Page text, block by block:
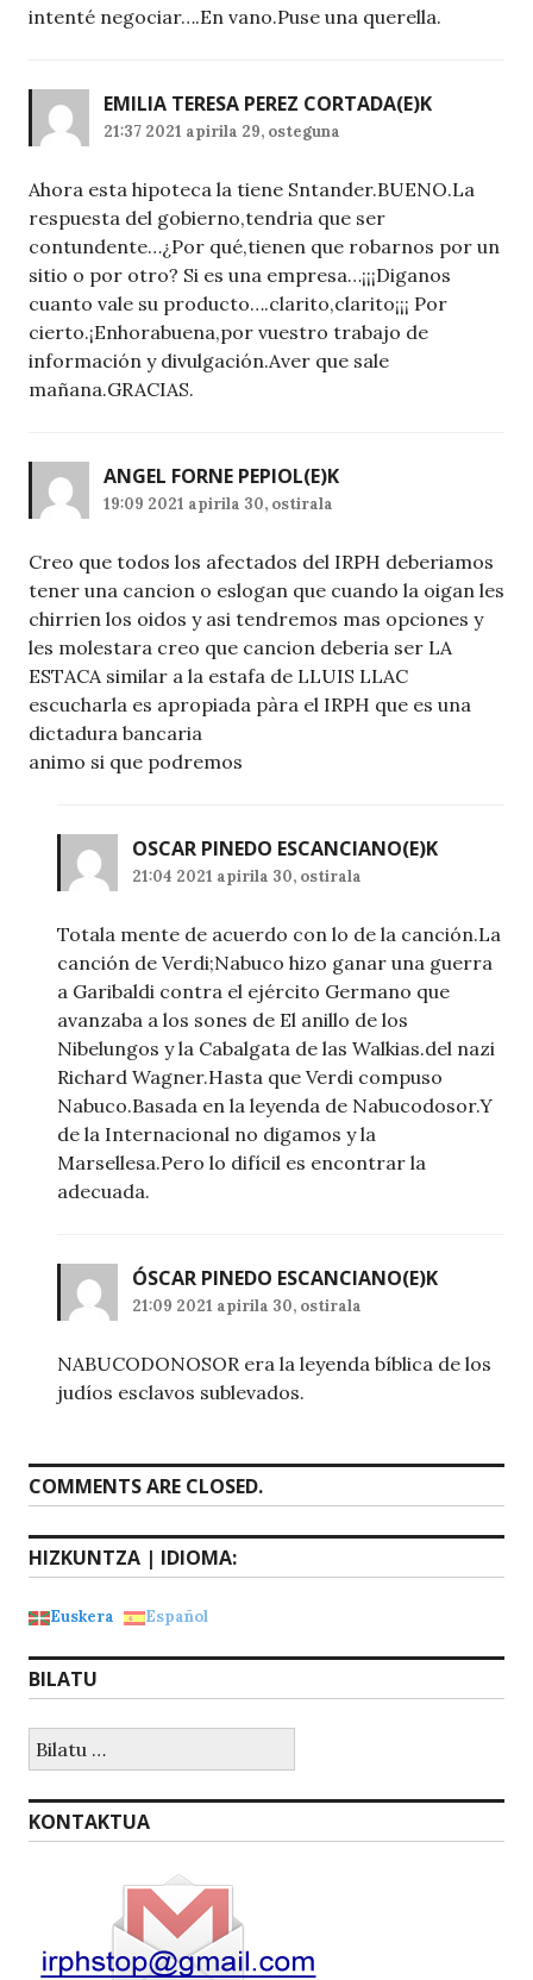
intenté negociar….En vano.Puse una querella.
EMILIA TERESA PEREZ CORTADA(E)K
21:37 2021 apirila 29, osteguna
Ahora esta hipoteca la tiene Sntander.BUENO.La
respuesta del gobierno,tendria que ser
contundente…¿Por qué,tienen que robarnos por un
sitio o por otro? Si es una empresa…¡¡¡Diganos
cuanto vale su producto….clarito,clarito¡¡¡ Por
cierto.¡Enhorabuena,por vuestro trabajo de
información y divulgación.Aver que sale
mañana.GRACIAS.
ANGEL FORNE PEPIOL(E)K
19:09 2021 apirila 30, ostirala
Creo que todos los afectados del IRPH deberiamos
tener una cancion o eslogan que cuando la oigan les
chirrien los oidos y asi tendremos mas opciones y
les molestara creo que cancion deberia ser LA
ESTACA similar a la estafa de LLUIS LLAC
escucharla es apropiada pàra el IRPH que es una
dictadura bancaria
animo si que podremos
OSCAR PINEDO ESCANCIANO(E)K
21:04 2021 apirila 30, ostirala
Totala mente de acuerdo con lo de la canción.La
canción de Verdi;Nabuco hizo ganar una guerra
a Garibaldi contra el ejército Germano que
avanzaba a los sones de El anillo de los
Nibelungos y la Cabalgata de las Walkias.del nazi
Richard Wagner.Hasta que Verdi compuso
Nabuco.Basada en la leyenda de Nabucodosor.Y
de la Internacional no digamos y la
Marsellesa.Pero lo difícil es encontrar la
adecuada.
ÓSCAR PINEDO ESCANCIANO(E)K
21:09 2021 apirila 30, ostirala
NABUCODONOSOR era la leyenda bíblica de los
judíos esclavos sublevados.
COMMENTS ARE CLOSED.
HIZKUNTZA | IDIOMA:
Euskera Español
BILATU
KONTAKTUA